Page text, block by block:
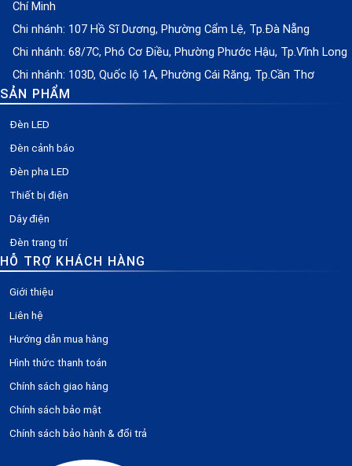
Chí Minh
Chi nhánh: 107 Hồ Sĩ Dương, Phường Cẩm Lệ, Tp.Đà Nẵng
Chi nhánh: 68/7C, Phó Cơ Điều, Phường Phước Hậu, Tp.Vĩnh Long
Chi nhánh: 103D, Quốc lộ 1A, Phường Cái Răng, Tp.Cần Thơ
SẢN PHẨM
Đèn LED
Đèn cảnh báo
Đèn pha LED
Thiết bị điện
Dây điện
Đèn trang trí
HỖ TRỢ KHÁCH HÀNG
Giới thiệu
Liên hệ
Hướng dẫn mua hàng
Hình thức thanh toán
Chính sách giao hàng
Chính sách bảo mật
Chính sách bảo hành & đổi trả